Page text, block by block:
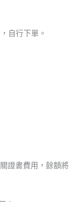
自行下單。
證書費用，餘額將